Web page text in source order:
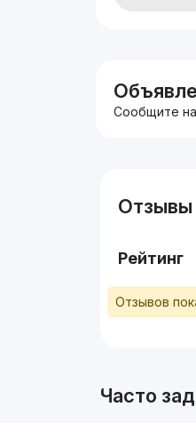
Сообщите
Отзывы
Рейтинг
Отзывов
Часто